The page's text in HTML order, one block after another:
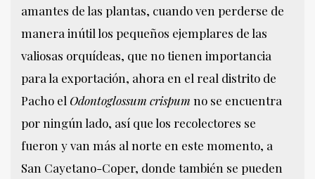
amantes de las plantas, cuando ven perderse de
manera inútil los pequeños ejemplares de las
valiosas orquídeas, que no tienen importancia
para la exportación, ahora en el real distrito de
Pacho el Odontoglossum crispum no se encuentra
por ningún lado, así que los recolectores se
fueron y van más al norte en este momento, a
San Cayetano-Coper, donde también se pueden